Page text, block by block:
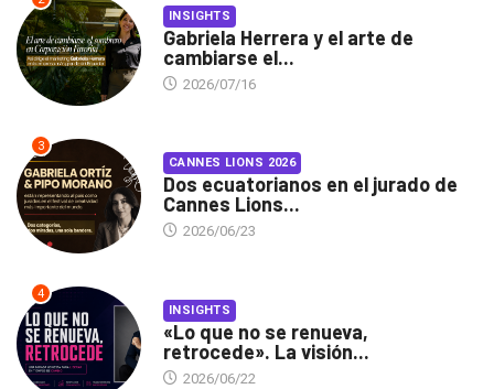
INSIGHTS
Gabriela Herrera y el arte de
cambiarse el...
2026/07/16
3
CANNES LIONS 2026
Dos ecuatorianos en el jurado de
Cannes Lions...
2026/06/23
4
INSIGHTS
«Lo que no se renueva,
retrocede». La visión...
2026/06/22